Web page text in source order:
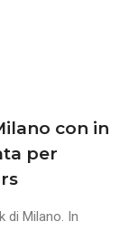
con in
per
di Milano. In